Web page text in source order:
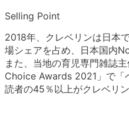
Selling Point
2018年、クレベリンは日本
場シェアを占め、日本国内
また、当地の育児専門雑誌
Choice Awards 2021」で「
読者の45％以上がクレベリ